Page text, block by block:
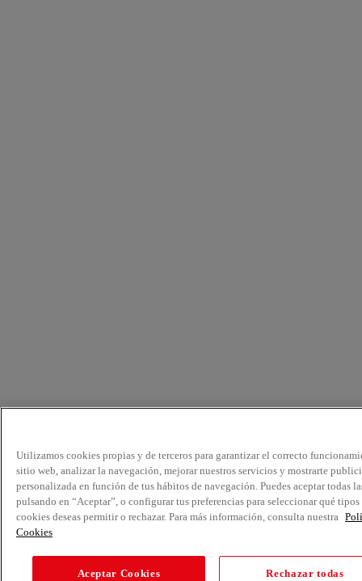
Utilizamos cookies propias y de terceros para garantizar el correcto
sitio web, analizar la navegación, mejorar nuestros servicios y mostrarte
personalizada en función de tus hábitos de navegación. Puedes aceptar todas
pulsando en “Aceptar”, o configurar tus preferencias para seleccionar qué tipos
cookies deseas permitir o rechazar. Para más información, consulta nuestra
Cookies
Aceptar Cookies Rechazar todas